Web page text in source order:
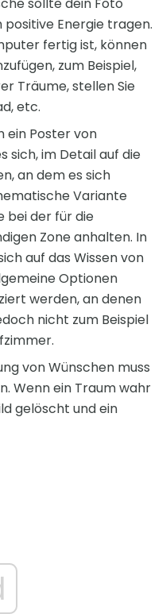
sollte dein Foto
Energie tragen.
fertig ist, können
zum Beispiel,
Träume, stellen Sie
etc.
ein Poster von
sich, im Detail auf die
an dem es sich
Variante
bei der für die
Zone anhalten. In
auf das Wissen von
Optionen
werden, an denen
nicht zum Beispiel
von Wünschen muss
Wenn ein Traum wahr
gelöscht und ein